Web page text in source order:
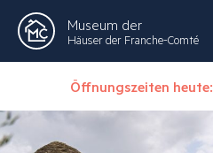
Museum der
Häuser der Franche-Comté
Öffnungszeiten heute: